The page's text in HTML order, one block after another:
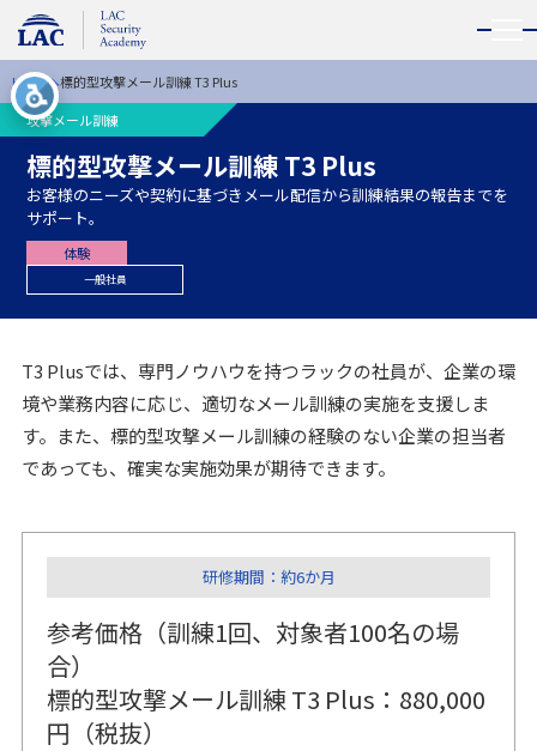
HOME 標的型攻撃メール訓練 T3 Plus
攻撃メール訓練
標的型攻撃メール訓練 T3 Plus
お客様のニーズや契約に基づきメール配信から訓練結果の報告までを
サポート。
体験
一般社員
T3 Plusでは、専門ノウハウを持つラックの社員が、企業の環
境や業務内容に応じ、適切なメール訓練の実施を支援しま
す。また、標的型攻撃メール訓練の経験のない企業の担当者
であっても、確実な実施効果が期待できます。
研修期間：約6か月
参考価格（訓練1回、対象者100名の場
合）
標的型攻撃メール訓練 T3 Plus：880,000
円（税抜）